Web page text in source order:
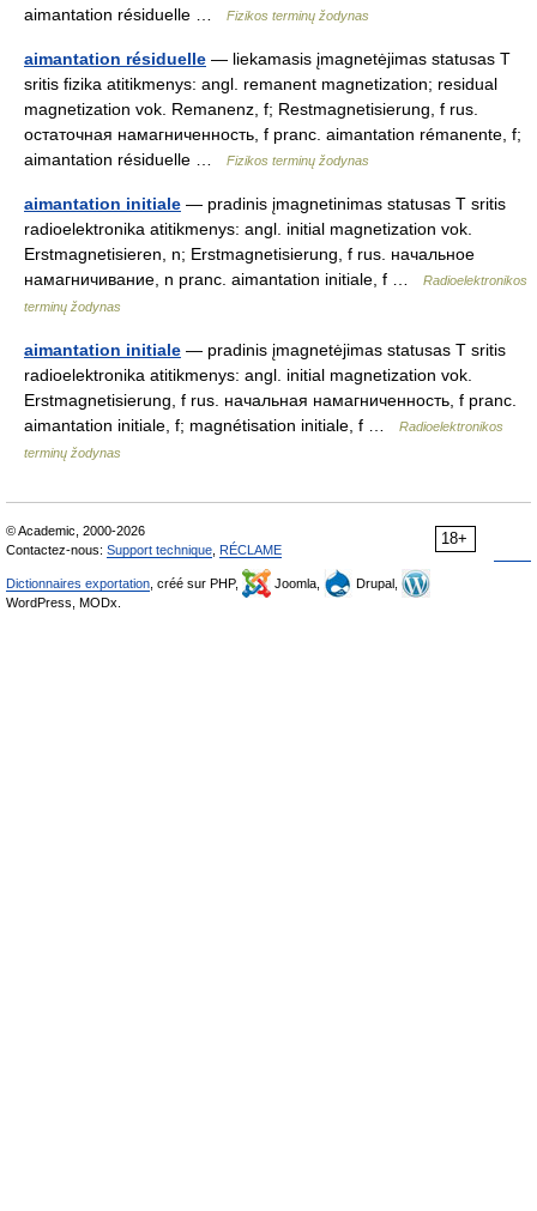
aimantation résiduelle …
Fizikos terminų žodynas
aimantation résiduelle — liekamasis įmagnetėjimas statusas T
sritis fizika atitikmenys: angl. remanent magnetization; residual
magnetization vok. Remanenz, f; Restmagnetisierung, f rus.
остаточная намагниченность, f pranc. aimantation rémanente, f;
aimantation résiduelle …
Fizikos terminų žodynas
aimantation initiale — pradinis įmagnetinimas statusas T sritis
radioelektronika atitikmenys: angl. initial magnetization vok.
Erstmagnetisieren, n; Erstmagnetisierung, f rus. начальное
намагничивание, n pranc. aimantation initiale, f …
Radioelektronikos
terminų žodynas
aimantation initiale — pradinis įmagnetėjimas statusas T sritis
radioelektronika atitikmenys: angl. initial magnetization vok.
Erstmagnetisierung, f rus. начальная намагниченность, f pranc.
aimantation initiale, f; magnétisation initiale, f …
Radioelektronikos
terminų žodynas
18+
© Academic, 2000-2026
Contactez-nous: Support technique RÉCLAME
Dictionnaires exportation , créé sur PHP, Joomla,
Drupal,
WordPress, MODx.